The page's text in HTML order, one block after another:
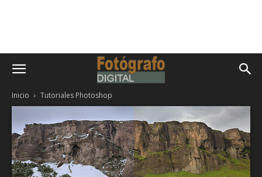
Inicio Tutoriales Photoshop